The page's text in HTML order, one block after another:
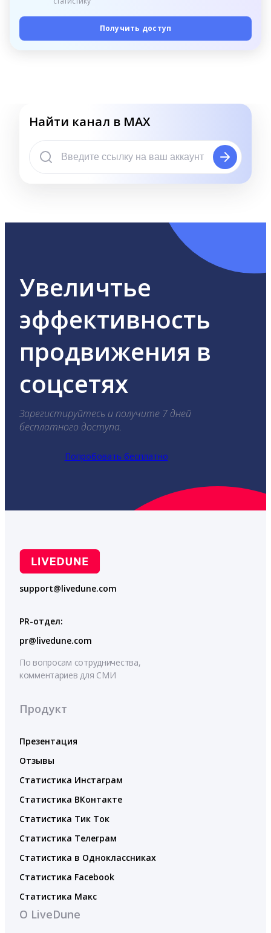
Получить доступ
Найти канал в MAX
Увеличтье
эффективность
продвижения в
соцсетях
Зарегистируйтесь и получите 7 дней
бесплатного доступа.
Попробовать бесплатно
support@livedune.com
PR-отдел:
pr@livedune.com
По вопросам сотрудничества,
комментариев для СМИ
Продукт
Презентация
Отзывы
Статистика Инстаграм
Статистика ВКонтакте
Статистика Тик Ток
Статистика Телеграм
Статистика в Одноклассниках
Статистика Facebook
Статистика Макс
О LiveDune